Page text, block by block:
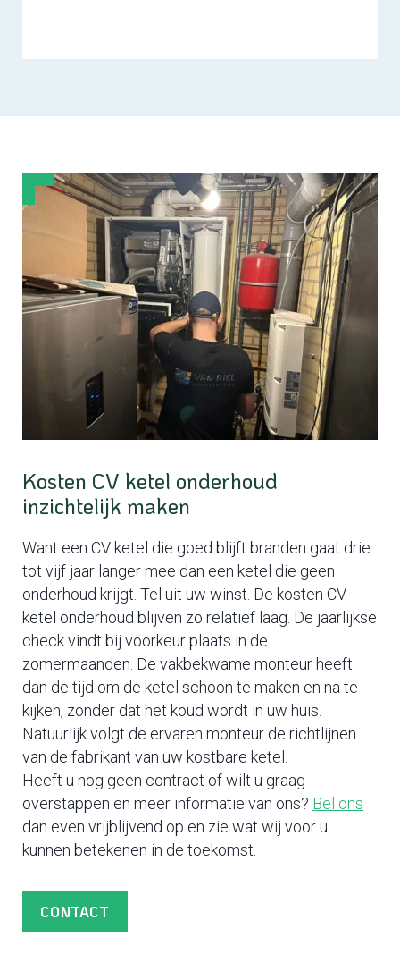
Kosten CV ketel onderhoud
inzichtelijk maken
Want een CV ketel die goed blijft branden gaat drie
tot vijf jaar langer mee dan een ketel die geen
onderhoud krijgt. Tel uit uw winst. De kosten CV
ketel onderhoud blijven zo relatief laag. De jaarlijkse
check vindt bij voorkeur plaats in de
zomermaanden. De vakbekwame monteur heeft
dan de tijd om de ketel schoon te maken en na te
kijken, zonder dat het koud wordt in uw huis.
Natuurlijk volgt de ervaren monteur de richtlijnen
van de fabrikant van uw kostbare ketel.
Heeft u nog geen contract of wilt u graag
overstappen en meer informatie van ons? Bel ons
dan even vrijblijvend op en zie wat wij voor u
kunnen betekenen in de toekomst.
CONTACT